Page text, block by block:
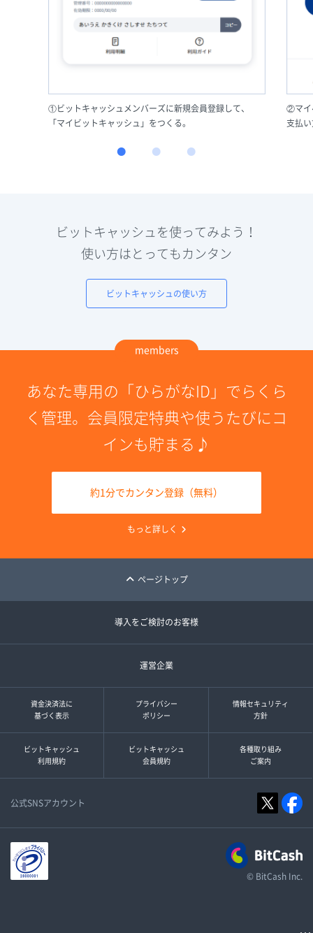
①ビットキャッシュメンバーズに新規会員登録して、
「マイビットキャッシュ」をつくる。
②マイ
支払
ビットキャッシュを使ってみよう！
使い方はとってもカンタン
ビットキャッシュの使い方
members
あなた専用の「ひらがなID」でらくら
く管理。会員限定特典や使うたびにコ
インも貯まる♪
約1分でカンタン登録（無料）
もっと詳しく
ページトップ
導入をご検討のお客様
運営企業
資金決済法に
基づく表示
プライバシー
ポリシー
情報セキュリティ
方針
ビットキャッシュ
利用規約
ビットキャッシュ
会員規約
各種取り組み
ご案内
公式SNSアカウント
© BitCash Inc.